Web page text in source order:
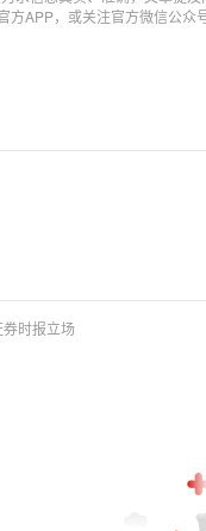
方APP，或关注官方微信公
时报立场